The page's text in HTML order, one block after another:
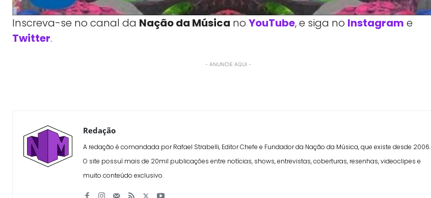
Inscreva-se no canal da Nação da Música no YouTube, e siga no Instagram e
Twitter.
- ANUNCIE AQUI -
Redação
A redação é comandada por Rafael Strabelli, Editor Chefe e Fundador da Nação da Música, que existe desde 2006.
O site possuí mais de 20mil publicações entre notícias, shows, entrevistas, coberturas, resenhas, videoclipes e
muito conteúdo exclusivo.